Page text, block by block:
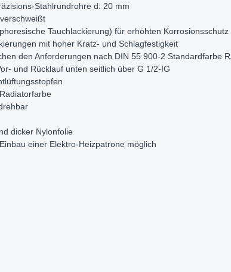
Stahlrundrohre d: 20 mm
Tauchlackierung) für erhöhten Korrosionsschutz
mit hoher Kratz- und Schlagfestigkeit
den Anforderungen nach DIN 55 900-2 Standardfarbe
und Rücklauf unten seitlich über G 1/2-IG
dicker Nylonfolie
einer Elektro-Heizpatrone möglich